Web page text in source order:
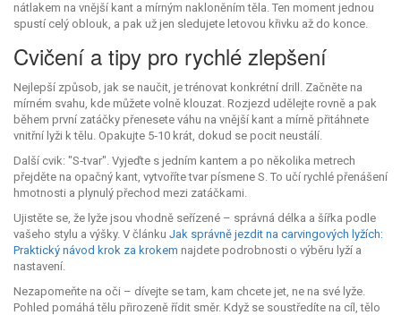
nátlakem na vnější kant a mírným nakloněním těla. Ten moment jednou
spustí celý oblouk, a pak už jen sledujete letovou křivku až do konce.
Cvičení a tipy pro rychlé zlepšení
Nejlepší způsob, jak se naučit, je trénovat konkrétní drill. Začněte na
mírném svahu, kde můžete volně klouzat. Rozjezd udělejte rovně a pak
během první zatáčky přenesete váhu na vnější kant a mírně přitáhnete
vnitřní lyži k tělu. Opakujte 5‑10 krát, dokud se pocit neustálí.
Další cvik: "S‑tvar". Vyjeďte s jedním kantem a po několika metrech
přejděte na opačný kant, vytvoříte tvar písmene S. To učí rychlé přenášení
hmotnosti a plynulý přechod mezi zatáčkami.
Ujistěte se, že lyže jsou vhodně seřízené – správná délka a šířka podle
vašeho stylu a výšky. V článku Jak správně jezdit na carvingových lyžích:
Praktický návod krok za krokem najdete podrobnosti o výběru lyží a
nastavení.
Nezapomeňte na oči – dívejte se tam, kam chcete jet, ne na své lyže.
Pohled pomáhá tělu přirozeně řídit směr. Když se soustředíte na cíl, tělo